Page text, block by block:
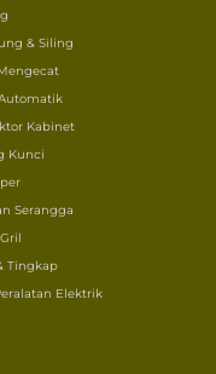
& Siling
Kabinet
Kunci
Serangga
Tingkap
Elektrik